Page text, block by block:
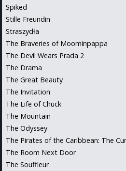
Spiked
Stille Freundin
Straszydła
The Braveries of Moominpappa
The Devil Wears Prada 2
The Drama
The Great Beauty
The Invitation
The Life of Chuck
The Mountain
The Odyssey
The Pirates of the Caribbean: The
The Room Next Door
The Souffleur